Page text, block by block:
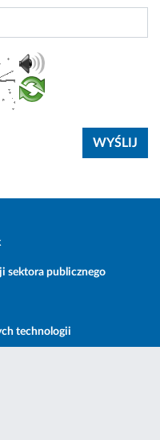
sektora publicznego
technologii